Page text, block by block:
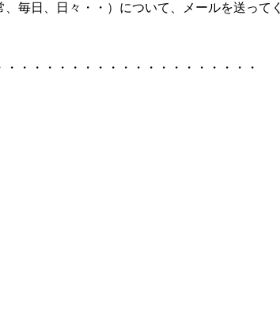
毎日、日々・・）について、メールを送っ
・・・・・・・・・・・・・・・・・・・